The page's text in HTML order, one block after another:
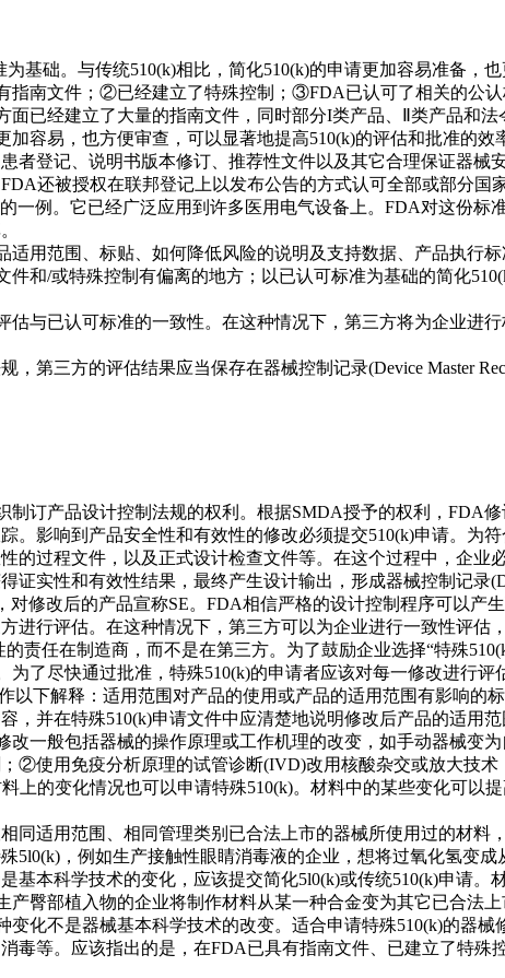
基础。与传统510(k)相比，简化510(k)的申请更加容易准备，也
指南文件；②已经建立了特殊控制；③FDA已认可了相关的公
面已经建立了大量的指南文件，同时部分I类产品、Ⅱ类产品和
加容易，也方便审查，可以显著地提高510(k)的评估和批准的
者登记、说明书版本修订、推荐性文件以及其它合理保证器
还被授权在联邦登记上以发布公告的方式认可全部或部分
一例。它已经广泛应用到许多医用电气设备上。FDA对这份标
适用范围、标贴、如何降低风险的说明及支持数据、产品执行
件和/或特殊控制有偏离的地方；以已认可标准为基础的简化
估与已认可标准的一致性。在这种情况下，第三方将为企业进
，第三方的评估结果应当保存在器械控制记录(Device Master
制订产品设计控制法规的权利。根据SMDA授予的权利，FDA
。影响到产品安全性和有效性的修改必须提交510(k)申请。为符
的过程文件，以及正式设计检查文件等。在这个过程中，企
证实性和有效性结果，最终产生设计输出，形成器械控制记录
对修改后的产品宣称SE。FDA相信严格的设计控制程序可以产
进行评估。在这种情况下，第三方可以为企业进行一致性评
责任在制造商，而不是在第三方。为了鼓励企业选择“特殊
为了尽快通过批准，特殊510(k)的申请者应该对每一修改进
以下解释：适用范围对产品的使用或产品的适用范围有影响的
，并在特殊510(k)申请文件中应清楚地说明修改后产品的适用
改一般包括器械的操作原理或工作机理的改变，如手动器械
②使用免疫分析原理的试管诊断(IVD)改用核酸杂交或放大技
上的变化情况也可以申请特殊510(k)。材料中的某些变化可以
同适用范围、相同管理类别已合法上市的器械所使用过的材
5l0(k)，例如生产接触性眼睛消毒液的企业，想将过氧化氢变
基本科学技术的变化，应该提交简化5l0(k)或传统510(k)申请
臀部植入物的企业将制作材料从某一种合金变为其它已合法
变化不是器械基本科学技术的改变。适合申请特殊510(k)的器
毒等。应该指出的是，在FDA已具有指南文件、已建立了特